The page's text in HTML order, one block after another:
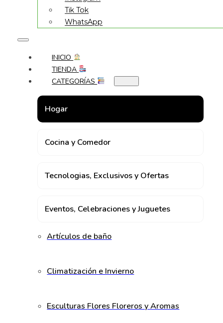
Tik Tok
WhatsApp
INICIO
TIENDA
CATEGORÍAS
Hogar
Cocina y Comedor
Tecnologias, Exclusivos y Ofertas
Eventos, Celebraciones y Juguetes
Artículos de baño
Climatización e Invierno
Esculturas Flores Floreros y Aromas